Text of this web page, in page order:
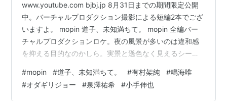
www.youtube.com bjbj.jp 8月31日までの期間限定公開
中。バーチャルプロダクション撮影による短編2本でござ
いますよ。 mopin 道子、未知満ちて。 mopin 全編バー
チャルプロダクションロケ。夜の風景が多いのは違和感
を抑える目的なのかしら。実景と遜色なく見えるシーン
じに見えてしまう惜しさもあったり。お話は“旅立ち”を迎
える100歳の老女に訪れた一夜の奇跡。謎の男（オダギリ
#mopin #道子、未知満ちて。 #有村架純 #鳴海唯
#オダギリジョー #泉澤祐希 #小手伸也